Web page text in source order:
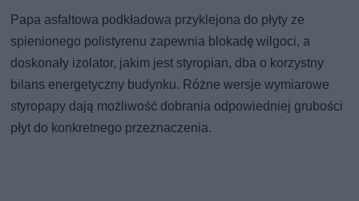
Papa asfaltowa podkładowa przyklejona do płyty ze
spienionego polistyrenu zapewnia blokadę wilgoci, a
doskonały izolator, jakim jest styropian, dba o korzystny
bilans energetyczny budynku. Różne wersje wymiarowe
styropapy dają możliwość dobrania odpowiedniej grubości
płyt do konkretnego przeznaczenia.